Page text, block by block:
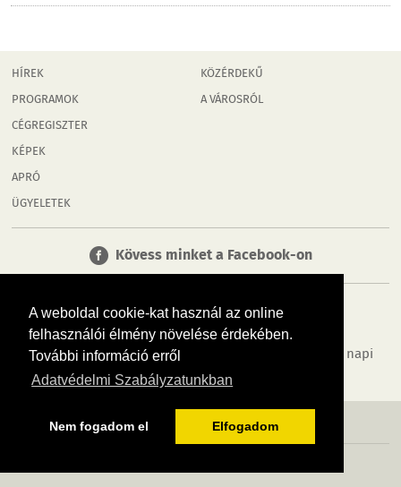
A weboldal cookie-kat használ az online
felhasználói élmény növelése érdekében.
További információ erről
Adatvédelmi Szabályzatunkban
Nem fogadom el Elfogadom
HÍREK
PROGRAMOK
CÉGREGISZTER
KÉPEK
APRÓ
ÜGYELETEK
KÖZÉRDEKŰ
A VÁROSRÓL
Kövess minket a Facebook-on
Tudj meg többet városodról! Hírek, programok, képek, napi
menü, cégek…. és minden, ami Mosonmagyaróvár
MÉDIAAJÁNLÓ ADATVÉDELEM IMPRESSZUM RÓLUNK